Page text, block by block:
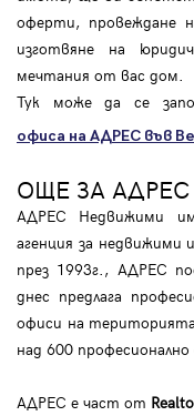
оферти, провеждане
изготвяне на
мечтания от вас дом.
Тук може да се
офиса на АДРЕС във
ОЩЕ ЗА
АДРЕС Недвижими
агенция за
през 1993г., АДРЕС
днес предлага
офиси на
над 600
АДРЕС е част от